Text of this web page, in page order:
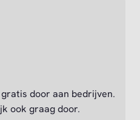
door aan bedrijven.
ook graag door.